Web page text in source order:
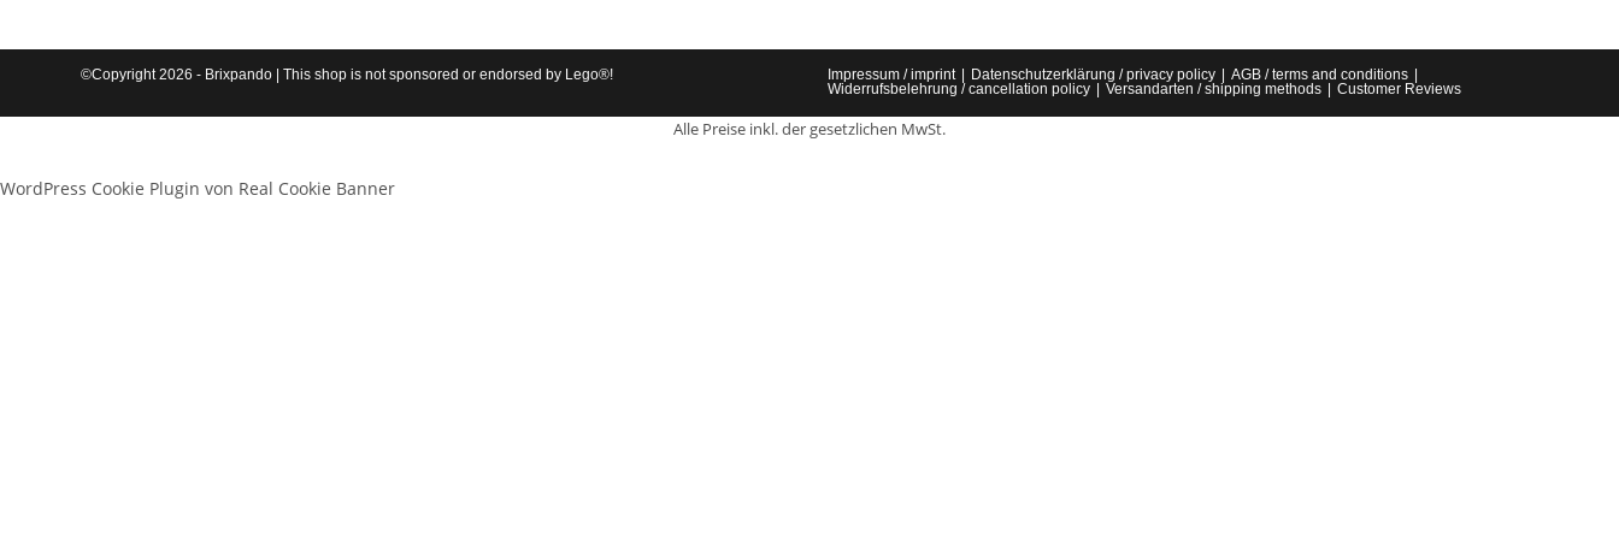
Impressum / imprint Datenschutzerklärung / privacy policy
AGB / terms and conditions
Widerrufsbelehrung / cancellation policy
Versandarten / shipping methods Customer Reviews
©Copyright 2026 - Brixpando | This shop is not sponsored or endorsed by Lego®!
Alle Preise inkl. der gesetzlichen MwSt.
WordPress Cookie Plugin von Real Cookie Banner